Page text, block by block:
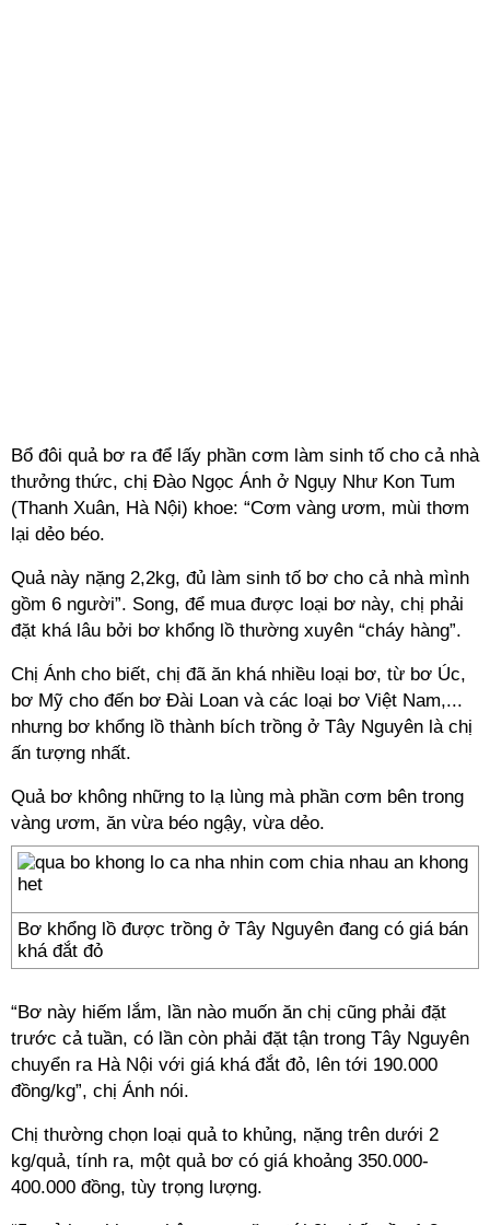
Bổ đôi quả bơ ra để lấy phần cơm làm sinh tố cho cả nhà
thưởng thức, chị Đào Ngọc Ánh ở Ngụy Như Kon Tum
(Thanh Xuân, Hà Nội) khoe: “Cơm vàng ươm, mùi thơm
lại dẻo béo.
Quả này nặng 2,2kg, đủ làm sinh tố bơ cho cả nhà mình
gồm 6 người”. Song, để mua được loại bơ này, chị phải
đặt khá lâu bởi bơ khổng lồ thường xuyên “cháy hàng”.
Chị Ánh cho biết, chị đã ăn khá nhiều loại bơ, từ bơ Úc,
bơ Mỹ cho đến bơ Đài Loan và các loại bơ Việt Nam,...
nhưng bơ khổng lồ thành bích trồng ở Tây Nguyên là chị
ấn tượng nhất.
Quả bơ không những to lạ lùng mà phần cơm bên trong
vàng ươm, ăn vừa béo ngậy, vừa dẻo.
Bơ khổng lồ được trồng ở Tây Nguyên đang có giá bán
khá đắt đỏ
“Bơ này hiếm lắm, lần nào muốn ăn chị cũng phải đặt
trước cả tuần, có lần còn phải đặt tận trong Tây Nguyên
chuyển ra Hà Nội với giá khá đắt đỏ, lên tới 190.000
đồng/kg”, chị Ánh nói.
Chị thường chọn loại quả to khủng, nặng trên dưới 2
kg/quả, tính ra, một quả bơ có giá khoảng 350.000-
400.000 đồng, tùy trọng lượng.